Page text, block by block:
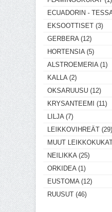
ECUADORIN -
EKSOOTTISET (3)
GERBERA (12)
HORTENSIA (5)
ALSTROEMERIA (1)
KALLA (2)
OKSARUUSU (12)
KRYSANTEEMI (11)
LILJA (7)
LEIKKOVIHREÄT (29)
MUUT
NEILIKKA (25)
ORKIDEA (1)
EUSTOMA (12)
RUUSUT (46)